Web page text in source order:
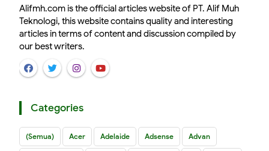
Alifmh.com is the official articles website of PT. Alif Muh
Teknologi, this website contains quality and interesting
articles in terms of content and discussion compiled by
our best writers.
Categories
(Semua) Acer Adelaide Adsense Advan